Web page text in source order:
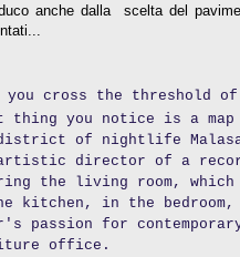
anche dalla scelta del
you cross the threshold
you notice is a
of nightlife
director of a record
the living room,
kitchen, in the bedroom,
passion for
office.